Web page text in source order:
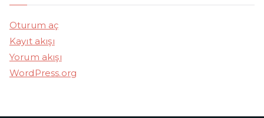
Oturum aç
Kayıt akışı
Yorum akışı
WordPress.org